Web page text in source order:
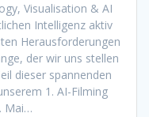
Visualisation & AI
Intelligenz aktiv
Herausforderungen
der wir uns stellen
dieser spannenden
1. AI-Filming
Mai…